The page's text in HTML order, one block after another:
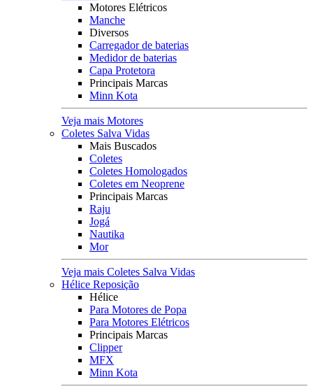
Motores Elétricos
Manche
Diversos
Carregador de baterias
Medidor de baterias
Capa Protetora
Principais Marcas
Minn Kota
Veja mais Motores
Coletes Salva Vidas
Mais Buscados
Coletes
Coletes Homologados
Coletes em Neoprene
Principais Marcas
Raju
Jogá
Nautika
Mor
Veja mais Coletes Salva Vidas
Hélice Reposição
Hélice
Para Motores de Popa
Para Motores Elétricos
Principais Marcas
Clipper
MFX
Minn Kota